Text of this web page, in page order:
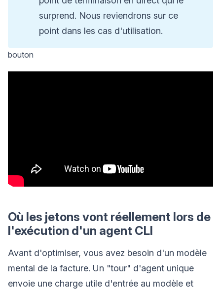
surprend. Nous reviendrons sur ce
point dans les cas d'utilisation.
bouton
Où les jetons vont réellement lors de
l'exécution d'un agent CLI
Avant d'optimiser, vous avez besoin d'un modèle
mental de la facture. Un "tour" d'agent unique
envoie une charge utile d'entrée au modèle et